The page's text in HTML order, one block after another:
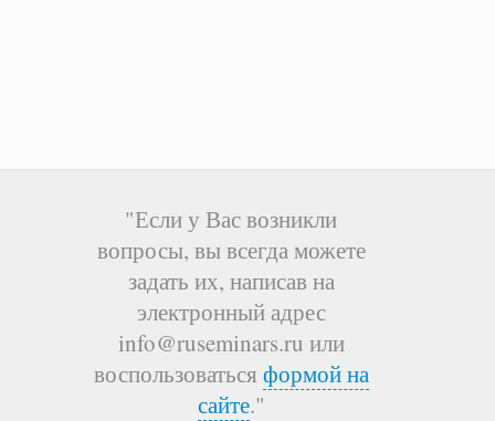
"Если у Вас возникли
вопросы, вы всегда можете
задать их, написав на
электронный адрес
info@ruseminars.ru или
воспользоваться формой на
сайте."